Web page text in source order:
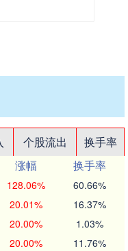
个股流出
换手率
涨幅
换手率
128.06% 60.66%
20.01% 16.37%
20.00% 1.03%
20.00% 11.76%